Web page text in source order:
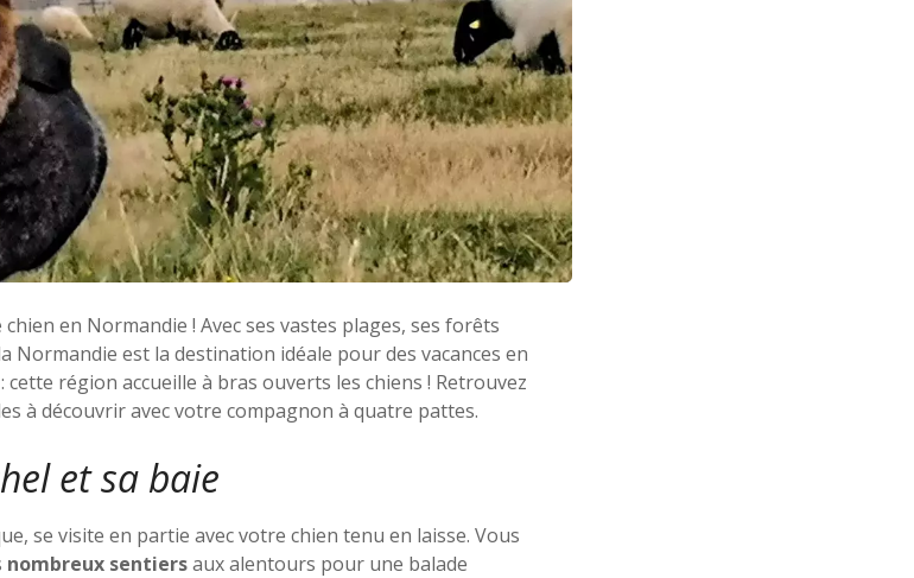
en Normandie ! Avec ses vastes plages, ses forêts
Normandie est la destination idéale pour des vacances en
région accueille à bras ouverts les chiens ! Retrouvez
à découvrir avec votre compagnon à quatre pattes.
et sa baie
se visite en partie avec votre chien tenu en laisse. Vous
nombreux sentiersaux alentours pour une balade